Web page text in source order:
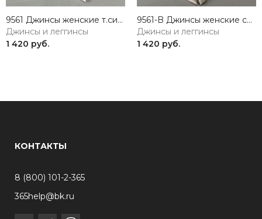
9561 Джинсы женские т.синий GIRL
Джинсы и леггинсы
1 420 руб.
9561-B Джинсы женские серый GIRL
Джинсы и леггинсы
1 420 руб.
КОНТАКТЫ
8 (800) 101-2-365
365help@bk.ru